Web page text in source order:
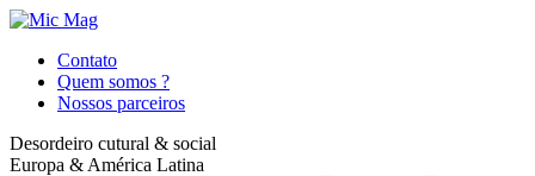
Contato
Quem somos ?
Nossos parceiros
Desordeiro cutural & social
Europa & América Latina